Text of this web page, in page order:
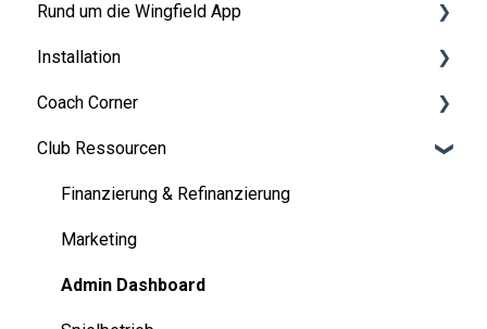
Vor deiner ersten Session
Auf dem Platz
Rund um die Wingfield App
👤 Account & Rollen
💬 App FAQ's
📲 Updates
Installation
Vorbereitungen
Aufbauanleitung Wingfield Box (Tennis)
Aufbauanleitung Wingfield Box (Pickleball)
Wartung & Upgrades
Troubleshooting
Coach Corner
Tools für Coaches
Coaching mit Wingfield
Blueprints für Drills
Club Ressourcen
Finanzierung & Refinanzierung
Marketing
Admin Dashboard